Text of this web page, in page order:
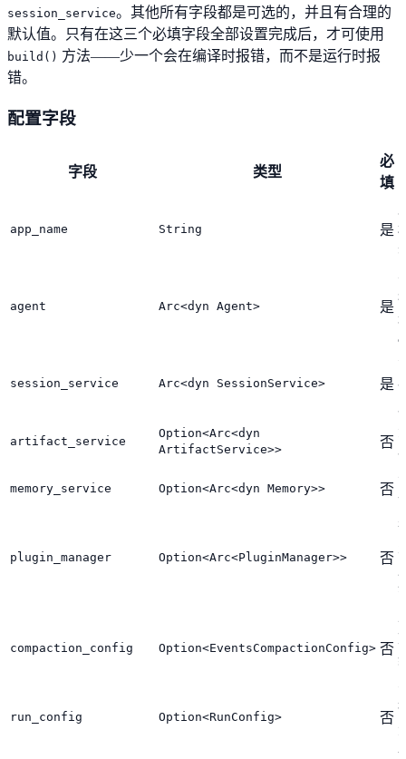
session_service。其他所有字段都是可选的，并且有合理的
默认值。只有在这三个必填字段全部设置完成后，才可使用
build() 方法——少一个会在编译时报错，而不是运行时报
错。
配置字段
字段 类型
必
填
app_name String 是
agent Arc<dyn Agent> 是
session_service Arc<dyn SessionService> 是
artifact_service
Option<Arc<dyn
ArtifactService>>
否
memory_service Option<Arc<dyn Memory>> 否
plugin_manager Option<Arc<PluginManager>> 否
compaction_config Option<EventsCompactionConfig> 否
run_config Option<RunConfig> 否